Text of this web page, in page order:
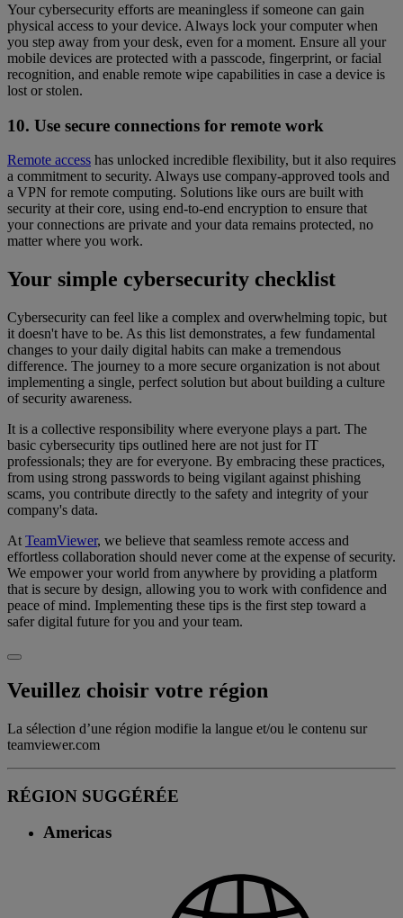
Your cybersecurity efforts are meaningless if someone can gain
physical access to your device. Always lock your computer when
you step away from your desk, even for a moment. Ensure all your
mobile devices are protected with a passcode, fingerprint, or facial
recognition, and enable remote wipe capabilities in case a device is
lost or stolen.
10. Use secure connections for remote work
Remote access has unlocked incredible flexibility, but it also requires
a commitment to security. Always use company-approved tools and
a VPN for remote computing. Solutions like ours are built with
security at their core, using end-to-end encryption to ensure that
your connections are private and your data remains protected, no
matter where you work.
Your simple cybersecurity checklist
Cybersecurity can feel like a complex and overwhelming topic, but
it doesn't have to be. As this list demonstrates, a few fundamental
changes to your daily digital habits can make a tremendous
difference. The journey to a more secure organization is not about
implementing a single, perfect solution but about building a culture
of security awareness.
It is a collective responsibility where everyone plays a part. The
basic cybersecurity tips outlined here are not just for IT
professionals; they are for everyone. By embracing these practices,
from using strong passwords to being vigilant against phishing
scams, you contribute directly to the safety and integrity of your
company's data.
At TeamViewer, we believe that seamless remote access and
effortless collaboration should never come at the expense of security.
We empower your world from anywhere by providing a platform
that is secure by design, allowing you to work with confidence and
peace of mind. Implementing these tips is the first step toward a
safer digital future for you and your team.
Veuillez choisir votre région
La sélection d’une région modifie la langue et/ou le contenu sur
teamviewer.com
RÉGION SUGGÉRÉE
Americas